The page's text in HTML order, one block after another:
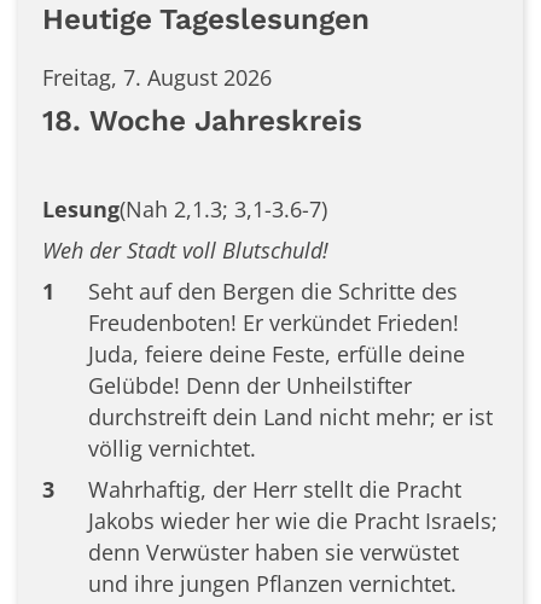
Heutige Tageslesungen
Freitag, 7. August 2026
18. Woche Jahreskreis
Lesung(Nah 2,1.3; 3,1-3.6-7)
Weh der Stadt voll Blutschuld!
1
Seht auf den Bergen die Schritte des
Freudenboten! Er verkündet Frieden!
Juda, feiere deine Feste, erfülle deine
Gelübde! Denn der Unheilstifter
durchstreift dein Land nicht mehr; er ist
völlig vernichtet.
3
Wahrhaftig, der Herr stellt die Pracht
Jakobs wieder her wie die Pracht Israels;
denn Verwüster haben sie verwüstet
und ihre jungen Pflanzen vernichtet.